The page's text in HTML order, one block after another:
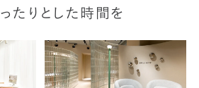
たりとした時間を